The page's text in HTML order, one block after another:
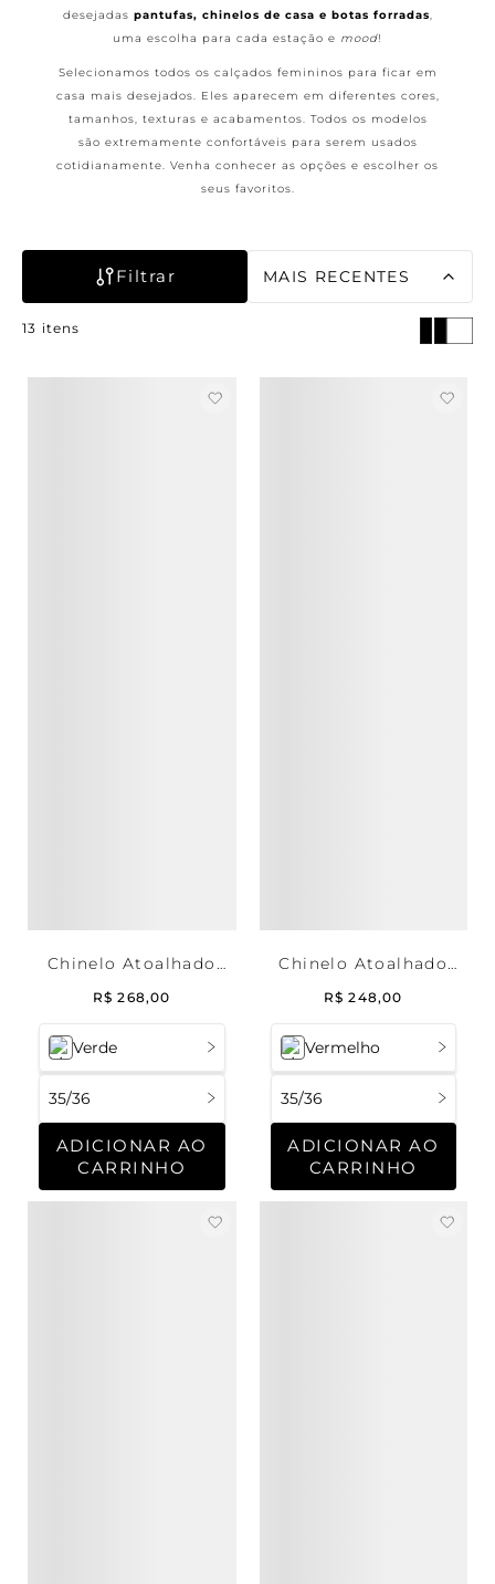
Combo 3 Calcinhas por R$ 159,00
Ver tudo em Calcinhas
Corset
Com Aro
Ver tudo em sutiãs
Cotton Milk
Basic Tees
Combo de Calcinhas
Ver tudo em lingeries básicas
Família
Linha Redutora
Ver tudo em acessórios
Calcinhas
9º top
10º camisolas
desejadas pantufas, chinelos de casa e botas forradas,
uma escolha para cada estação e mood!
Selecionamos todos os calçados femininos para ficar em
casa mais desejados. Eles aparecem em diferentes cores,
tamanhos, texturas e acabamentos. Todos os modelos
são extremamente confortáveis para serem usados
cotidianamente. Venha conhecer as opções e escolher os
seus favoritos.
Filtrar MAIS RECENTES
13
Verde
35/36
ADICIONAR AO
CARRINHO
Chinelo Atoalhado
Noronha
R$ 268,00
Vermelho
35/36
ADICIONAR AO
CARRINHO
Chinelo Atoalhado
Búzios
R$ 248,00